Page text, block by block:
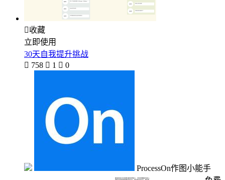
收藏
立即使用
30天自我提升挑战
 758  1  0
ProcessOn作图小能手